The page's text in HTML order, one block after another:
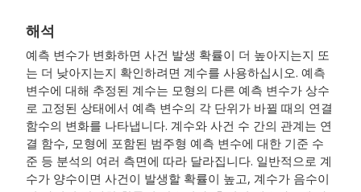
해석
예측 변수가 변화하면 사건 발생 확률이 더 높아지는지 또
는 더 낮아지는지 확인하려면 계수를 사용하십시오. 예측
변수에 대해 추정된 계수는 모형의 다른 예측 변수가 상수
로 고정된 상태에서 예측 변수의 각 단위가 바뀔 때의 연결
함수의 변화를 나타냅니다. 계수와 사건 수 간의 관계는 연
결 함수, 모형에 포함된 범주형 예측 변수에 대한 기준 수
준 등 분석의 여러 측면에 따라 달라집니다. 일반적으로 계
수가 양수이면 사건이 발생할 확률이 높고, 계수가 음수이